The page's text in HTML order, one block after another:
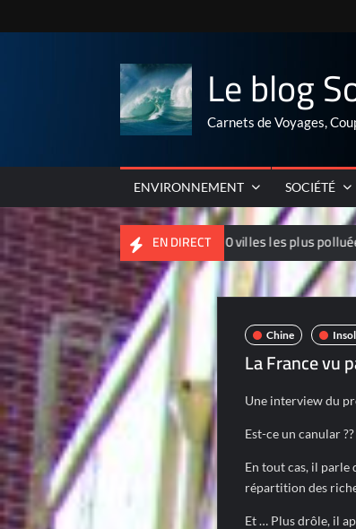
to
Le blog
Carnets de Voyages,
ENVIRONNEMENT SOCIÉTÉ
EN DIRECT
2012 des 10 villes les plus polluées de Chine
Chine
La France vu
Une interview du
Est-ce un canular
En tout cas, il parle
répartition des
Et … Plus drôle, il